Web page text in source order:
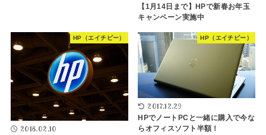
【1月14日まで】HPで新春お年玉
キャンペーン実施中
HP（エイチピー）
2018.02.10
HP（エイチピー）
2017.12.29
HPでノートPCと一緒に購入で今な
らオフィスソフト半額！